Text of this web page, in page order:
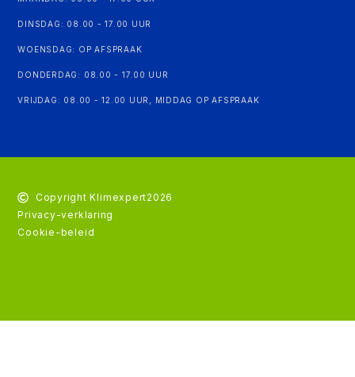
DINSDAG: 08.00 - 17.00 UUR
WOENSDAG: OP AFSPRAAK
DONDERDAG: 08.00 - 17.00 UUR
VRIJDAG: 08.00 - 12.00 UUR, MIDDAG OP AFSPRAAK
Copyright Klimexpert2026
Privacy-verklaring
Cookie-beleid